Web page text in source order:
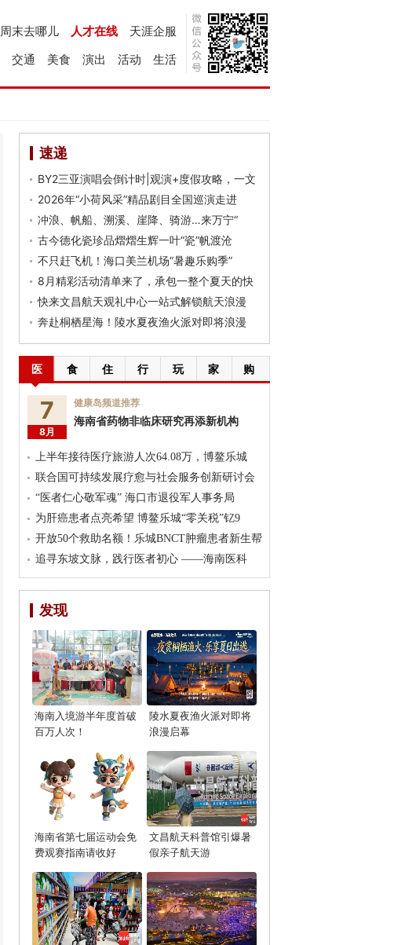
天涯企服
人才在线
周末去哪儿
生活
活动
演出
美食
交通
速递
BY2三亚演唱会倒计时|观演+度假攻略，一文
2026年“小荷风采”精品剧目全国巡演走进
冲浪、帆船、溯溪、崖降、骑游…来万宁“
古今德化瓷珍品熠熠生辉一叶“瓷”帆渡沧
不只赶飞机！海口美兰机场“暑趣乐购季”
8月精彩活动清单来了，承包一整个夏天的快
快来文昌航天观礼中心一站式解锁航天浪漫
奔赴桐栖星海！陵水夏夜渔火派对即将浪漫
医 食 住 行 玩 家 购
7
8月
健康岛频道推荐
海南省药物非临床研究再添新机构
上半年接待医疗旅游人次64.08万，博鳌乐城
联合国可持续发展疗愈与社会服务创新研讨会
“医者仁心敬军魂” 海口市退役军人事务局
为肝癌患者点亮希望 博鳌乐城“零关税”钇9
开放50个救助名额！乐城BNCT肿瘤患者新生帮
追寻东坡文脉，践行医者初心 ——海南医科
发现
海南入境游半年度首破
百万人次！
陵水夏夜渔火派对即将
浪漫启幕
海南省第七届运动会免
费观赛指南请收好
文昌航天科普馆引爆暑
假亲子航天游